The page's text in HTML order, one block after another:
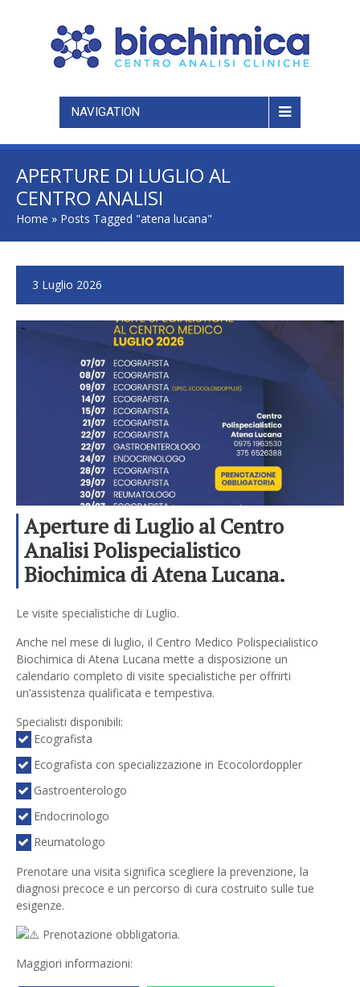
NAVIGATION
APERTURE DI LUGLIO AL
CENTRO ANALISI
POLISPECIALISTICO BIOCHIMICA
DI ATENA LUCANA. PRENOTA LA
TUA VISITA.
Home » Posts Tagged "atena lucana"
3 Luglio 2026
Aperture di Luglio al Centro
Analisi Polispecialistico
Biochimica di Atena Lucana.
Le visite specialistiche di Luglio.
Anche nel mese di luglio, il Centro Medico Polispecialistico
Biochimica di Atena Lucana mette a disposizione un
calendario completo di visite specialistiche per offrirti
un’assistenza qualificata e tempestiva.
Specialisti disponibili:
Ecografista
Ecografista con specializzazione in Ecocolordoppler
Gastroenterologo
Endocrinologo
Reumatologo
Prenotare una visita significa scegliere la prevenzione, la
diagnosi precoce e un percorso di cura costruito sulle tue
esigenze.
Prenotazione obbligatoria.
Maggiori informazioni: